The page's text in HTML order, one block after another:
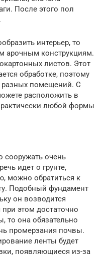
После этого пол
интерьер, то
арочным конструкциям.
листов. Этот
обработке, поэтому
разных помещений. С
расположить в
любой формы
сооружать очень
идет о грунте,
можно обратиться к
Подобный фундамент
он возводится
этом достаточно
то она обязательно
промерзания почвы.
ленты будет
появляющиеся из-за